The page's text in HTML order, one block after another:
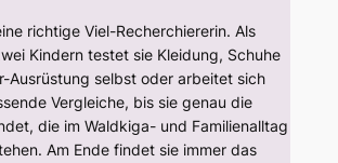
richtige Viel-Recherchiererin. Als
Kindern testet sie Kleidung, Schuhe
Ausrüstung selbst oder arbeitet sich
Vergleiche, bis sie genau die
die im Waldkiga- und Familienalltag
Am Ende findet sie immer das